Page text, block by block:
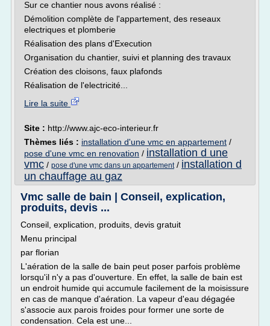
Sur ce chantier nous avons réalisé :
Démolition complète de l'appartement, des reseaux
electriques et plomberie
Réalisation des plans d'Execution
Organisation du chantier, suivi et planning des travaux
Création des cloisons, faux plafonds
Réalisation de l'electricité...
Lire la suite
Site : http://www.ajc-eco-interieur.fr
Thèmes liés : installation d'une vmc en appartement /
pose d'une vmc en renovation / installation d une
vmc / pose d'une vmc dans un appartement/ installation d
un chauffage au gaz
Vmc salle de bain | Conseil, explication,
produits, devis ...
Conseil, explication, produits, devis gratuit
Menu principal
par florian
L'aération de la salle de bain peut poser parfois problème
lorsqu'il n'y a pas d'ouverture. En effet, la salle de bain est
un endroit humide qui accumule facilement de la moisissure
en cas de manque d'aération. La vapeur d'eau dégagée
s'associe aux parois froides pour former une sorte de
condensation. Cela est une...